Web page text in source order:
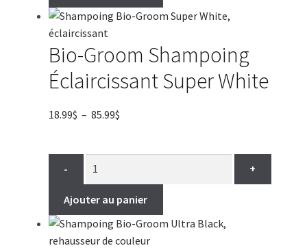
Bio-Groom Shampoing
Éclaircissant Super White
18.99$ – 85.99$Plage
à
85.99$
- +
Ajouter au panier